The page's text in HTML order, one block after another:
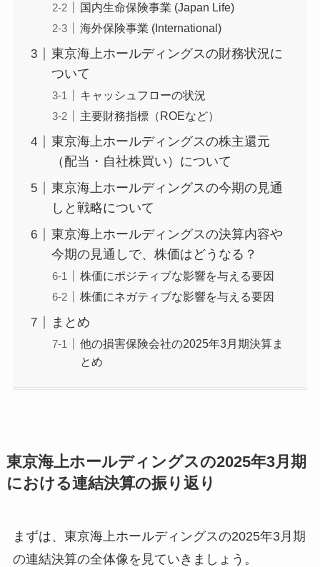
国内生命保険事業 (Japan Life)
海外保険事業 (International)
東京海上ホールディングスの財務状況に
ついて
キャッシュフローの状況
主要財務指標（ROEなど）
東京海上ホールディングスの株主還元
（配当・自社株買い）について
東京海上ホールディングスの今期の見通
しと戦略について
東京海上ホールディングスの決算内容や
今期の見通しで、株価はどうなる？
株価にポジティブな影響を与える要因
株価にネガティブな影響を与える要因
まとめ
他の損害保険会社の2025年3月期決算ま
とめ
東京海上ホールディングスの2025年3月期
における連結決算の振り返り
まずは、東京海上ホールディングスの2025年3月期
の連結決算の全体像を見ていきましょう。